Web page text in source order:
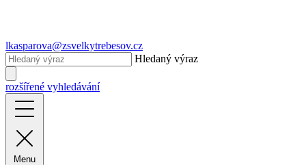
lkasparova@zsvelkytrebesov.cz
Hledaný výraz
rozšířené vyhledávání
Menu